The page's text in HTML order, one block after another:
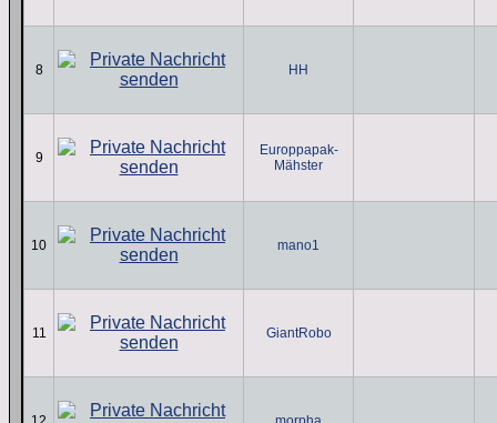
8 HH
9
Europpapak-
Mähster
10 mano1
11 GiantRobo